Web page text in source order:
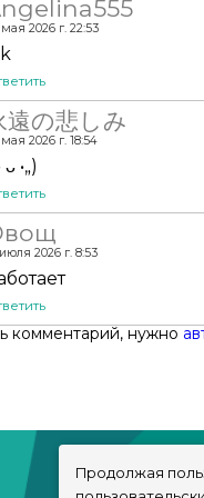
2026 г. 22:53
遠の悲しみ
2026 г. 18:54
ᴗ •„)
2026 г. 8:53
комментарий, нужно
Продолжая